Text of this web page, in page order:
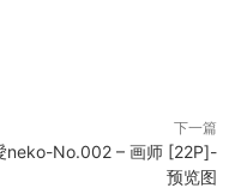
下一篇
neko-No.002 – 画师 [22P]-
预览图